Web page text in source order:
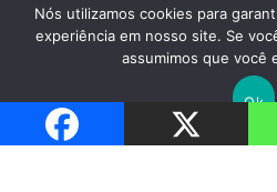
ACESSAR EMAIL
Fale Conosco
Nós utilizamos cookies para
experiência em nosso site. Se
assumimos que você
Ok